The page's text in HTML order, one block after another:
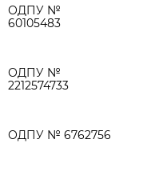
ОДПУ №
60105483
ОДПУ №
2212574733
ОДПУ № 6762756